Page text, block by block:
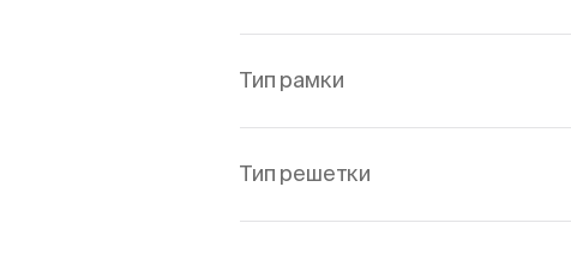
Тип рамки
Тип решетки